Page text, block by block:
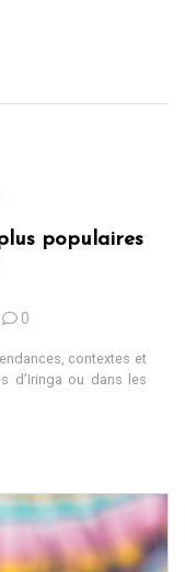
populaires
0
contextes et
d’Iringa ou dans les